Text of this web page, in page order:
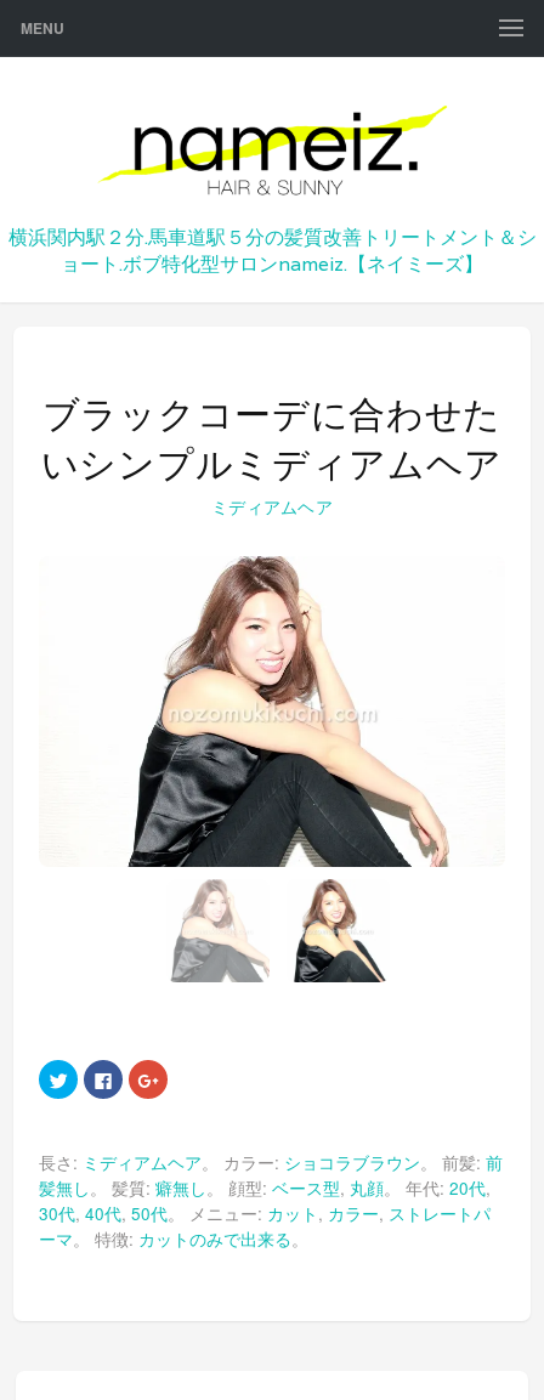
MENU
横浜関内駅２分.馬車道駅５分の髪質改善トリートメント＆シ
ョート.ボブ特化型サロンnameiz.【ネイミーズ】
ブラックコーデに合わせた
いシンプルミディアムヘア
ミディアムヘア
ク
リ
Twitter
共
有
(新
し
い
ウ
Facebook
で
に
は
ク
リ
ッ
ク
し
い
ク
リ
Google+
で
共
有
(新
し
い
ウ
長さ: ミディアムヘア。 カラー: ショコラブラウン。 前髪: 前
髪無し 。 髪質: 癖無し 。 顔型: ベース型, 丸顔。 年代: 20代,
30代, 40代, 50代。 メニュー: カット , カラー, ストレートパ
ーマ。 特徴: カットのみで出来る。